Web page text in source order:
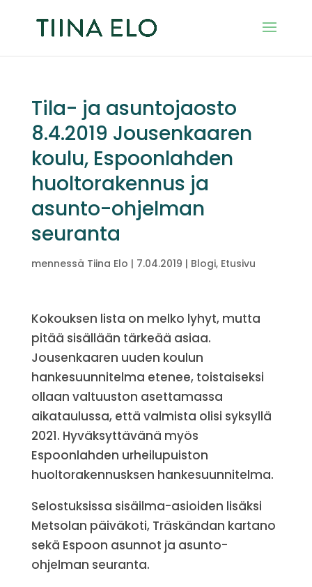
Tila- ja asuntojaosto
8.4.2019 Jousenkaaren
koulu, Espoonlahden
huoltorakennus ja
asunto-ohjelman
seuranta
mennessä Tiina Elo | 7.04.2019 | Blogi, Etusivu
Kokouksen lista on melko lyhyt, mutta
pitää sisällään tärkeää asiaa.
Jousenkaaren uuden koulun
hankesuunnitelma etenee, toistaiseksi
ollaan valtuuston asettamassa
aikataulussa, että valmista olisi syksyllä
2021. Hyväksyttävänä myös
Espoonlahden urheilupuiston
huoltorakennusksen hankesuunnitelma.
Selostuksissa sisäilma-asioiden lisäksi
Metsolan päiväkoti, Träskändan kartano
sekä Espoon asunnot ja asunto-
ohjelman seuranta.